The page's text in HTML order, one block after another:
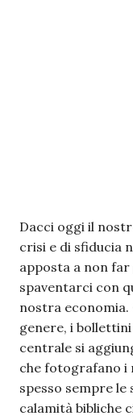
Dacci oggi il
crisi e di sfiducia
apposta a non
spaventarci con
nostra
genere, i
centrale si
che fotografano i
spesso sempre le
calamità bibliche